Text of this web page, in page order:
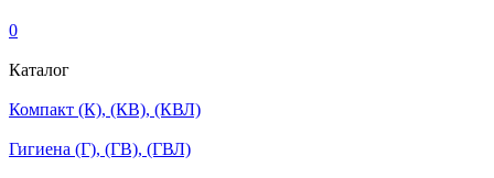
0
Каталог
Компакт (К), (КВ), (КВЛ)
Гигиена (Г), (ГВ), (ГВЛ)